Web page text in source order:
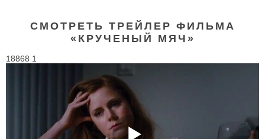
СМОТРЕТЬ ТРЕЙЛЕР ФИЛЬМА
«КРУЧЕНЫЙ МЯЧ»
18868 1